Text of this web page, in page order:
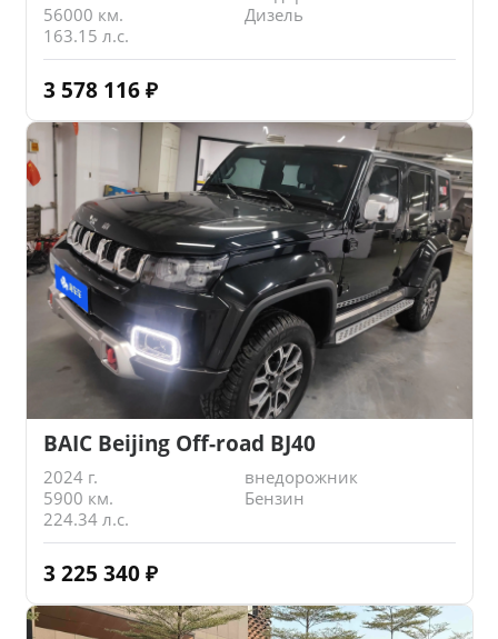
56000 км.
Дизель
163.15 л.с.
3 578 116 ₽
BAIC Beijing Off-road BJ40
2024 г.
внедорожник
5900 км.
Бензин
224.34 л.с.
3 225 340 ₽